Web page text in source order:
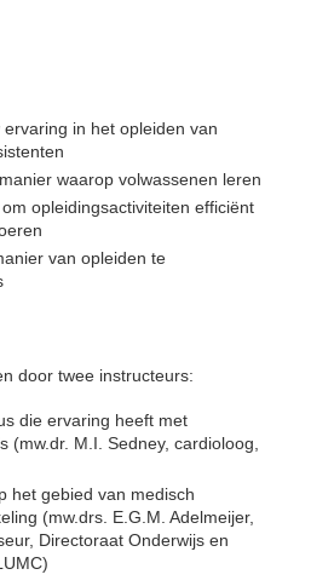
in het opleiden van
waarop volwassenen leren
opleidingsactiviteiten efficiënt
van opleiden te
door twee instructeurs:
die ervaring heeft met
(mw.dr. M.I. Sedney, cardioloog,
het gebied van medisch
(mw.drs. E.G.M. Adelmeijer,
Directoraat Onderwijs en